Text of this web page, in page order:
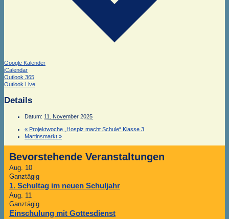
Google Kalender
iCalendar
Outlook 365
Outlook Live
Details
Datum: 11. November 2025
« Projektwoche „Hospiz macht Schule“ Klasse 3
Martinsmarkt »
Bevorstehende Veranstaltungen
Aug. 10
Ganztägig
1. Schultag im neuen Schuljahr
Aug. 11
Ganztägig
Einschulung mit Gottesdienst